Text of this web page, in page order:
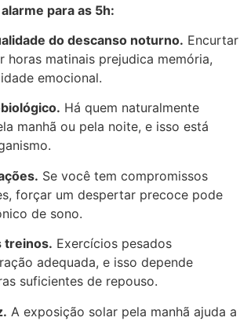
para as 5h:
do descanso noturno. Encurtar
horas matinais prejudica memória,
emocional.
Há quem naturalmente
manhã ou pela noite, e isso está
Se você tem compromissos
forçar um despertar precoce pode
de sono.
treinos. Exercícios pesados
adequada, e isso depende
suficientes de repouso.
A exposição solar pela manhã ajuda a